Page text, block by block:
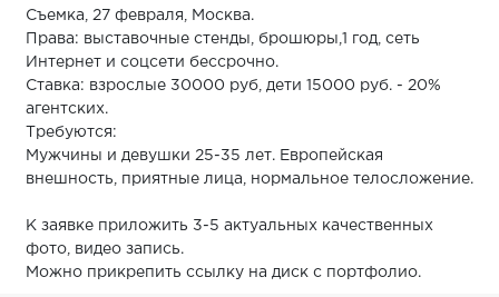
Съемка, 27 февраля, Москва.
Права: выставочные стенды, брошюры,1 год, сеть
Интернет и соцсети бессрочно.
Ставка: взрослые 30000 руб, дети 15000 руб. - 20%
агентских.
Требуются:
Мужчины и девушки 25-35 лет. Европейская
внешность, приятные лица, нормальное телосложение.
К заявке приложить 3-5 актуальных качественных
фото, видео запись.
Можно прикрепить ссылку на диск с портфолио.